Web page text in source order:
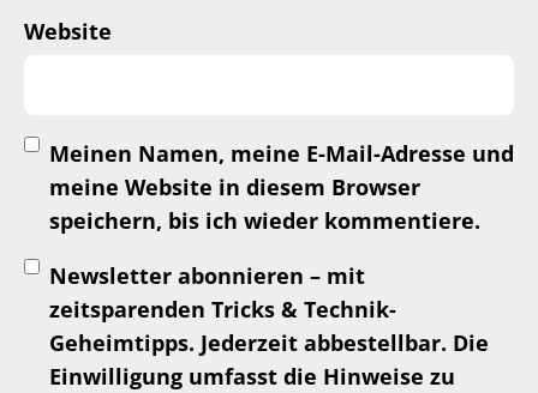
Website
Meinen Namen, meine E-Mail-Adresse und
meine Website in diesem Browser
speichern, bis ich wieder kommentiere.
Newsletter abonnieren – mit
zeitsparenden Tricks & Technik-
Geheimtipps. Jederzeit abbestellbar. Die
Einwilligung umfasst die Hinweise zu